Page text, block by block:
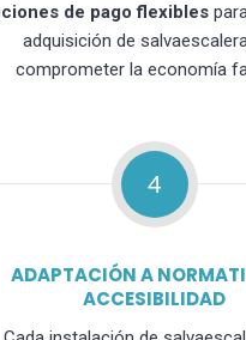
de pago flexibles
adquisición de
comprometer la economía
4
ADAPTACIÓN A
ACCESIBILIDAD